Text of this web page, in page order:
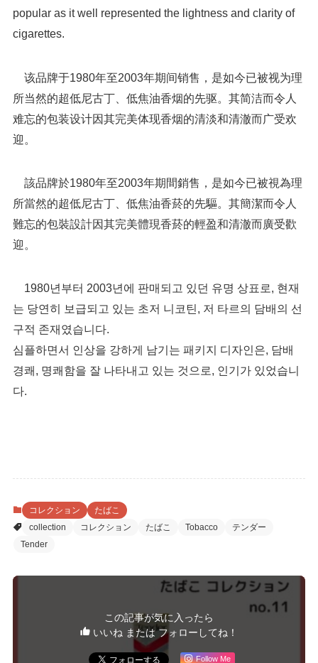
popular as it well represented the lightness and clarity of
cigarettes.
该品牌于1980年至2003年期间销售，是如今已被视为理
所当然的超低尼古丁、低焦油香烟的先驱。其简洁而令人
难忘的包装设计因其完美体现香烟的清淡和清澈而广受欢
迎。
該品牌於1980年至2003年期間銷售，是如今已被視為理
所當然的超低尼古丁、低焦油香菸的先驅。其簡潔而令人
難忘的包裝設計因其完美體現香菸的輕盈和清澈而廣受歡
迎。
1980년부터 2003년에 판매되고 있던 유명 상표로, 현재
는 당연히 보급되고 있는 초저 니코틴, 저 타르의 담배의 선
구적 존재였습니다.
심플하면서 인상을 강하게 남기는 패키지 디자인은, 담배
경쾌, 명쾌함을 잘 나타내고 있는 것으로, 인기가 있었습니
다.
コレクション
たばこ
collection
コレクション たばこ Tobacco
テンダー
Tender
この記事が気に入ったら
いいね または フォローしてね！
Follow Me